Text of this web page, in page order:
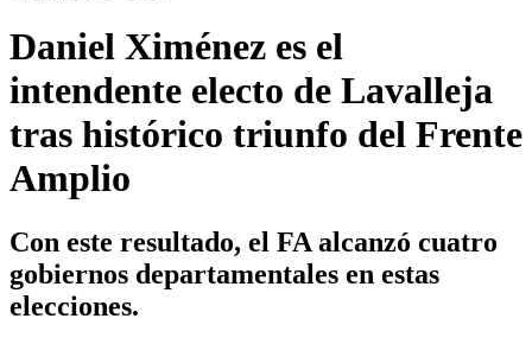
Daniel Ximénez es el
intendente electo de Lavalleja
tras histórico triunfo del Frente
Amplio
Con este resultado, el FA alcanzó cuatro
gobiernos departamentales en estas
elecciones.